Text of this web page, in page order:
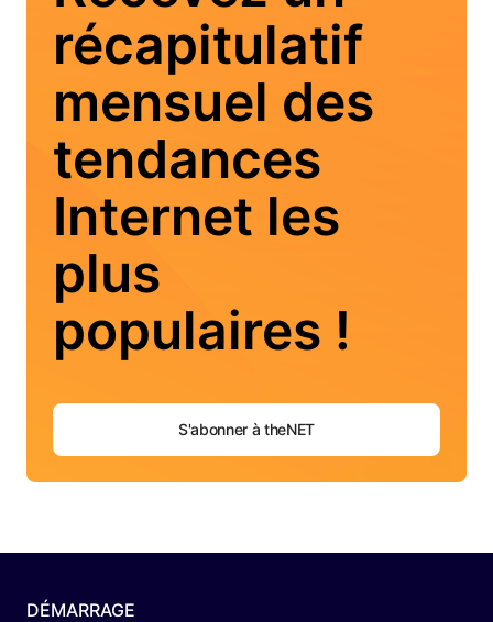
récapitulatif
mensuel des
tendances
Internet les
plus
populaires !
S'abonner à theNET
DÉMARRAGE